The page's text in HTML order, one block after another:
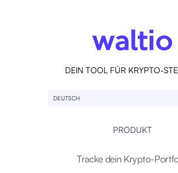
DEIN TOOL FÜR KRYPTO-
DEUTSCH
PRODUKT
Tracke dein Krypto-